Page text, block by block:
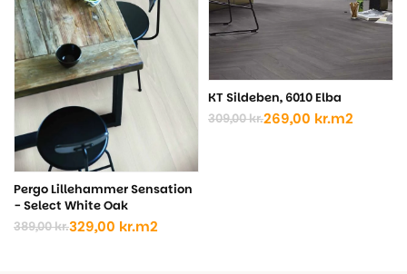
Pergo Lillehammer Sensation
- Select White Oak
389,00kr.
Den
329,00 kr.
Den
m2
KT Sildeben, 6010 Elba
309,00kr.
Den
269,00 kr.
Den
m2